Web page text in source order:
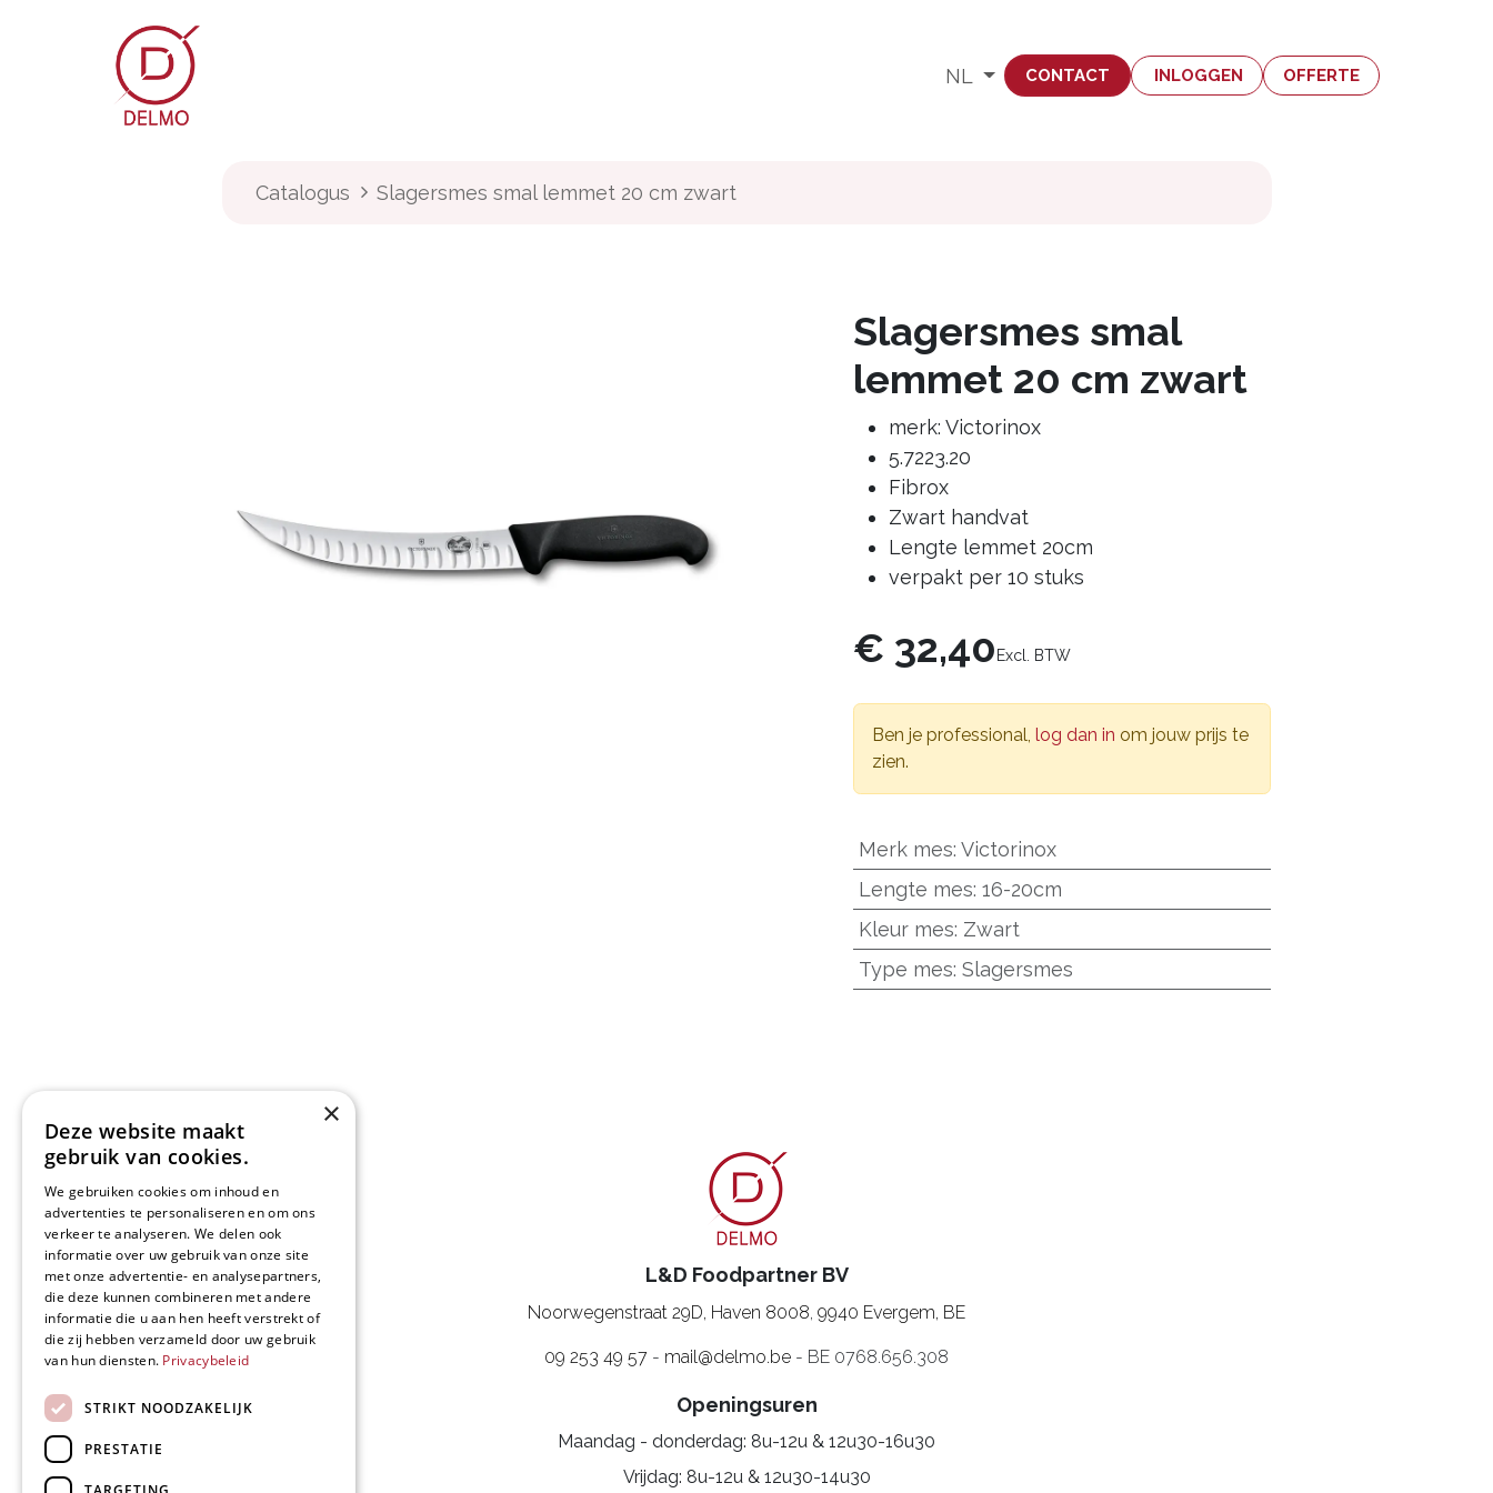
NL CONTACT INLOGGEN OFFERTE
Catalogus Slagersmes smal lemmet 20 cm zwart
Slagersmes smal
lemmet 20 cm zwart
merk: Victorinox
5.7223.20
Fibrox
Zwart handvat
Lengte lemmet 20cm
verpakt per 10 stuks
€ 32,40 Excl. BTW
Ben je professional,log dan in om jouw prijs te
zien.
Merk mes:Victorinox
Lengte mes:16-20cm
Kleur mes: Zwart
Type mes:Slagersmes
L&D Foodpartner BV
Noorwegenstraat 29D, Haven 8008, 9940 Evergem, BE
09 253 49 57 - mail@delmo.be - BE 0768.656.308
Openingsuren
Maandag - donderdag: 8u-12u & 12u30-16u30
Vrijdag: 8u-12u & 12u30-14u30
×
Deze website maakt
gebruik van cookies.
We gebruiken cookies om inhoud en
advertenties te personaliseren en om ons
verkeer te analyseren. We delen ook
informatie over uw gebruik van onze site
met onze advertentie- en analysepartners,
die deze kunnen combineren met andere
informatie die u aan hen heeft verstrekt of
die zij hebben verzameld door uw gebruik
van hun diensten. Privacybeleid
STRIKT NOODZAKELIJK
PRESTATIE